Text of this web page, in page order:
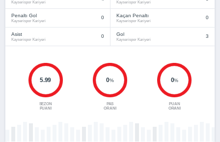
Kayserispor Kariyeri Kayserispor Kariyeri
Penaltı Gol
Kayserispor Kariyeri
0 Kaçan Penaltı
Kayserispor Kariyeri
0
Asist
Kayserispor Kariyeri
0 Gol
Kayserispor Kariyeri
3
5.99
SEZON
PUANI
0%
PAS
ORANI
0%
PUAN
ORANI